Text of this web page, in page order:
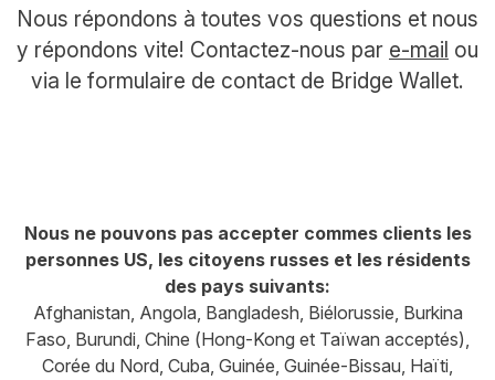
Nous répondons à toutes vos questions et nous
y répondons vite! Contactez-nous par e-mail ou
via le formulaire de contact de Bridge Wallet.
Nous ne pouvons pas accepter commes clients les
personnes US, les citoyens russes et les résidents
des pays suivants:
Afghanistan, Angola, Bangladesh, Biélorussie, Burkina
Faso, Burundi, Chine (Hong-Kong et Taïwan acceptés),
Corée du Nord, Cuba, Guinée, Guinée-Bissau, Haïti,